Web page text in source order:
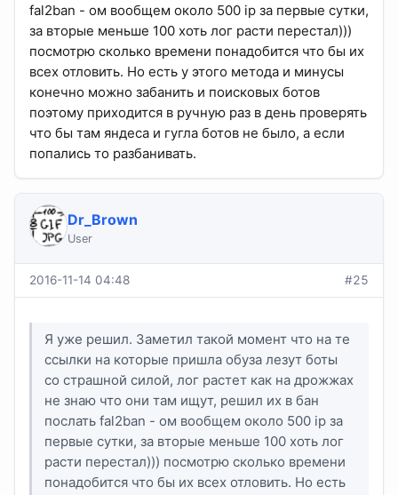
fal2ban - ом вообщем около 500 ip за первые сутки,
за вторые меньше 100 хоть лог расти перестал)))
посмотрю сколько времени понадобится что бы их
всех отловить. Но есть у этого метода и минусы
конечно можно забанить и поисковых ботов
поэтому приходится в ручную раз в день проверять
что бы там яндеса и гугла ботов не было, а если
попались то разбанивать.
Dr_Brown
User
2016-11-14 04:48 #25
Я уже решил. Заметил такой момент что на те
ссылки на которые пришла обуза лезут боты
со страшной силой, лог растет как на дрожжах
не знаю что они там ищут, решил их в бан
послать fal2ban - ом вообщем около 500 ip за
первые сутки, за вторые меньше 100 хоть лог
расти перестал))) посмотрю сколько времени
понадобится что бы их всех отловить. Но есть